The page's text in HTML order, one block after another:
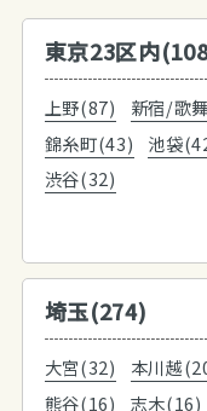
東京23区内
上野(87) 新宿/歌
錦糸町(43)
池袋
渋谷(32)
埼玉(274)
大宮(32) 本川越
熊谷(16)
志木(16)